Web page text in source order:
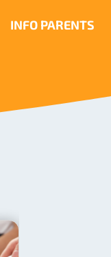
INFO PARENTS